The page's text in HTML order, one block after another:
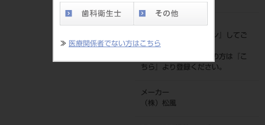
≫ 医療関係者でない方はこちら
標準価格
ログイン
』してご
覧ください。
ネット会員登録がまだの方は『
こ
ちら
』より登録ください。
メーカー
（株）松風